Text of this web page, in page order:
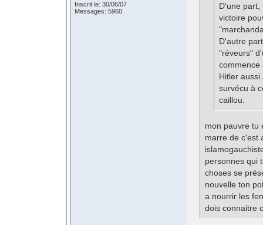
Inscrit le: 30/06/07
Messages: 5960
D'une part,
victoire
D'autre
"réveurs"
commence
Hitler
survécu à
caillou.
mon pauvre tu
marre de c'est
personnes qui
choses se
nouvelle ton
a nourrir les
dois connaitre